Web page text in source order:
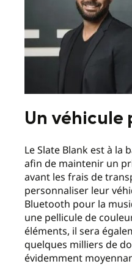
Un véhicule
Le Slate Blank est à la
afin de maintenir un
avant les frais de
personnaliser leur
Bluetooth pour la
une pellicule de
éléments, il sera
quelques milliers de
évidemment